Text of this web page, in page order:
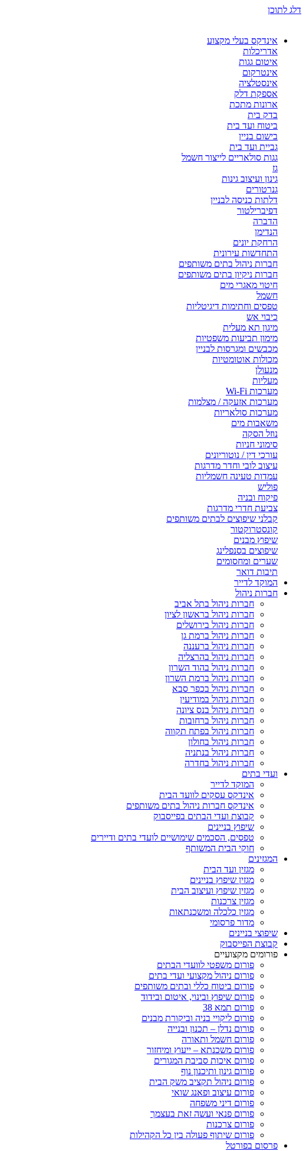
דלג לתוכן
אינדקס בעלי מקצוע
אדריכלות
איטום גגות
אינטרקום
אינסטלציה
אספקת דלק
ארונות מתכת
בדק בית
ביטוח ועד בית
בישום בניין
גביית ועד בית
גגות סולאריים לייצור חשמל
גז
גינון ועיצוב גינות
גנרטורים
דלתות כניסה לבניין
דפיברילטור
הדברה
הנדימן
הרחקת יונים
התחדשות עירונית
חברות ניהול בתים משותפים
חברות ניקיון בתים משותפים
חיטוי מאגרי מים
חשמל
טפסים וחתימות דיגיטליות
כיבוי אש
מיגון תא מעלית
מימון תביעות משפטיות
מכבשים ומגרסות לבניין
מכולות אוטומטיות
מנעולן
מעליות
מערכות Wi-Fi
מערכות אזעקה / מצלמות
מערכות סולאריות
משאבות מים
נוזל הסקה
סימוני חניות
עורכי דין / נוטוריונים
עיצוב לובי וחדר מדרגות
עמדות טעינה חשמליות
פוליש
פיקוח ובניה
צביעת חדרי מדרגות
קבלני שיפוצים לבתים משותפים
קונסטרוקטור
שיפוץ מבנים
שיפוצים בסנפלינג
שערים ומחסומים
תיבות דואר
המוקד לדייר
חברות ניהול
חברות ניהול בתל אביב
חברות ניהול בראשון לציון
חברות ניהול בירושלים
חברות ניהול ברמת גן
חברות ניהול ברעננה
חברות ניהול בהרצליה
חברות ניהול בהוד השרון
חברות ניהול ברמת השרון
חברות ניהול בכפר סבא
חברות ניהול במודיעין
חברות ניהול בנס ציונה
חברות ניהול ברחובות
חברות ניהול בפתח תקווה
חברות ניהול בחולון
חברות ניהול בנתניה
חברות ניהול בחדרה
ועדי בתים
המוקד לדייר
אינדקס עסקים לוועד הבית
אינדקס חברות ניהול בתים משותפים
קבוצת ועדי הבתים בפייסבוק
שיפוץ בניינים
טפסים, הסכמים שימושיים לועדי בתים ודיירים
חוקי הבית המשותף
המגזינים
מגזין ועד הבית
מגזין שיפוץ בניינים
מגזין שיפוץ ועיצוב הבית
מגזין צרכנות
מגזין כלכלה ומשכנתאות
מדור פרסומי
שיפוצי בניינים
קבוצת הפייסבוק
פורומים מקצועיים
פורום משפטי לוועדי הבתים
פורום ניהול מקצועי ועדי בתים
פורום ביטוח כללי ובתים משותפים
פורום שיפוץ ובינוי, איטום ובידוד
פורום תמא 38
פורום ליקויי בניה וביקורת מבנים
פורום נדלן – תכנון ובנייה
פורום חשמל ותאורה
פורום משכנתא – ייעוץ ומיחזור
פורום איכות סביבת המגורים
פורום גינון ותיכנון נוף
פורום ניהול תקציב משק הבית
פורום עיצוב ופאנג שואי
פורום דיני משפחה
פורום פנאי ועשה זאת בעצמך
פורום צרכנות
פורום שיתוף פעולה בין כל הקהילות
פרסום בפורטל